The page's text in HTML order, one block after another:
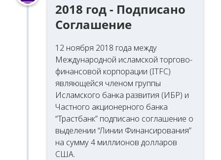
2018 год - Подписано
Соглашение
12 ноября 2018 года между
Международной исламской торгово-
финансовой корпорации (ITFC)
являющейся членом группы
Исламского банка развития (ИБР) и
Частного акционерного банка
“Трастбанк” подписано соглашение о
выделении “Линии Финансирования”
на сумму 4 миллионов долларов
США.